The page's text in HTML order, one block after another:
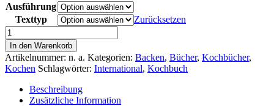
bis
6,00 €
Ausführung
Texttyp
Zurücksetzen
Verlag:
Mit
Pauline
durch
den
Frühling
Menge
In den Warenkorb
Artikelnummer: n. a. Kategorien: Backen, Bücher, Kochbücher,
Kochen Schlagwörter: International, Kochbuch
Beschreibung
Zusätzliche Information